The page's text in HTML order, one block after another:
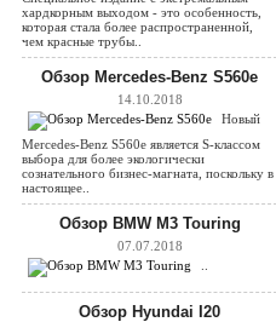
хардкорным выходом - это особенность,
которая стала более распространенной,
чем красные трубы..
Обзор Mercedes-Benz S560e
14.10.2018
Новый
Mercedes-Benz S560e является S-классом
выбора для более экологически
сознательного бизнес-магната, поскольку в
настоящее..
Обзор BMW M3 Touring
07.07.2018
Обзор Hyundai I20